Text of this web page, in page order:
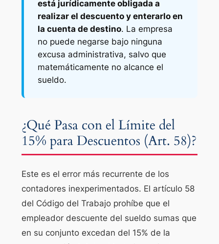
está jurídicamente obligada a
realizar el descuento y enterarlo en
la cuenta de destino. La empresa
no puede negarse bajo ninguna
excusa administrativa, salvo que
matemáticamente no alcance el
sueldo.
¿Qué Pasa con el Límite del
15% para Descuentos (Art. 58)?
Este es el error más recurrente de los
contadores inexperimentados. El artículo 58
del Código del Trabajo prohíbe que el
empleador descuente del sueldo sumas que
en su conjunto excedan del 15% de la